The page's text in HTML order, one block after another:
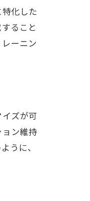
化した
ること
ーニン
ズが可
ン維持
うに、